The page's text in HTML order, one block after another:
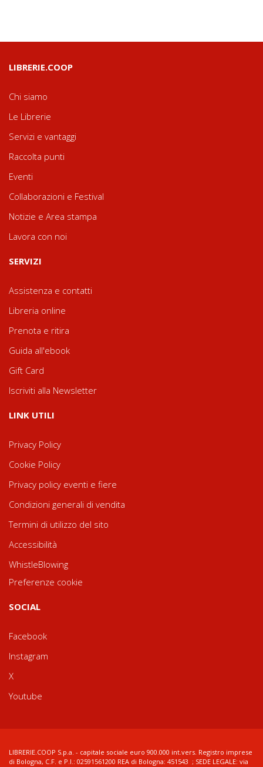
LIBRERIE.COOP
Chi siamo
Le Librerie
Servizi e vantaggi
Raccolta punti
Eventi
Collaborazioni e Festival
Notizie e Area stampa
Lavora con noi
SERVIZI
Assistenza e contatti
Libreria online
Prenota e ritira
Guida all'ebook
Gift Card
Iscriviti alla Newsletter
LINK UTILI
Privacy Policy
Cookie Policy
Privacy policy eventi e fiere
Condizioni generali di vendita
Termini di utilizzo del sito
Accessibilità
WhistleBlowing
Preferenze cookie
SOCIAL
Facebook
Instagram
X
Youtube
LIBRERIE.COOP S.p.a. - capitale sociale euro 900.000 int.vers. Registro imprese
di Bologna, C.F. e P.I.: 02591561200 REA di Bologna: 451543 ; SEDE LEGALE: via